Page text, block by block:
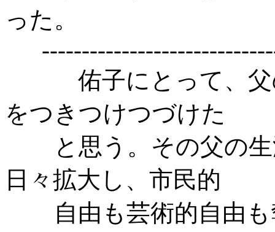
った。
佑子にとって、父
をつきつけつづけた
と思う。その父の
日々拡大し、市民的
自由も芸術的自由